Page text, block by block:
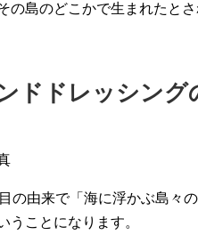
の島のどこかで生まれたと
ドドレッシング
の由来で「海に浮かぶ島々
うことになります。